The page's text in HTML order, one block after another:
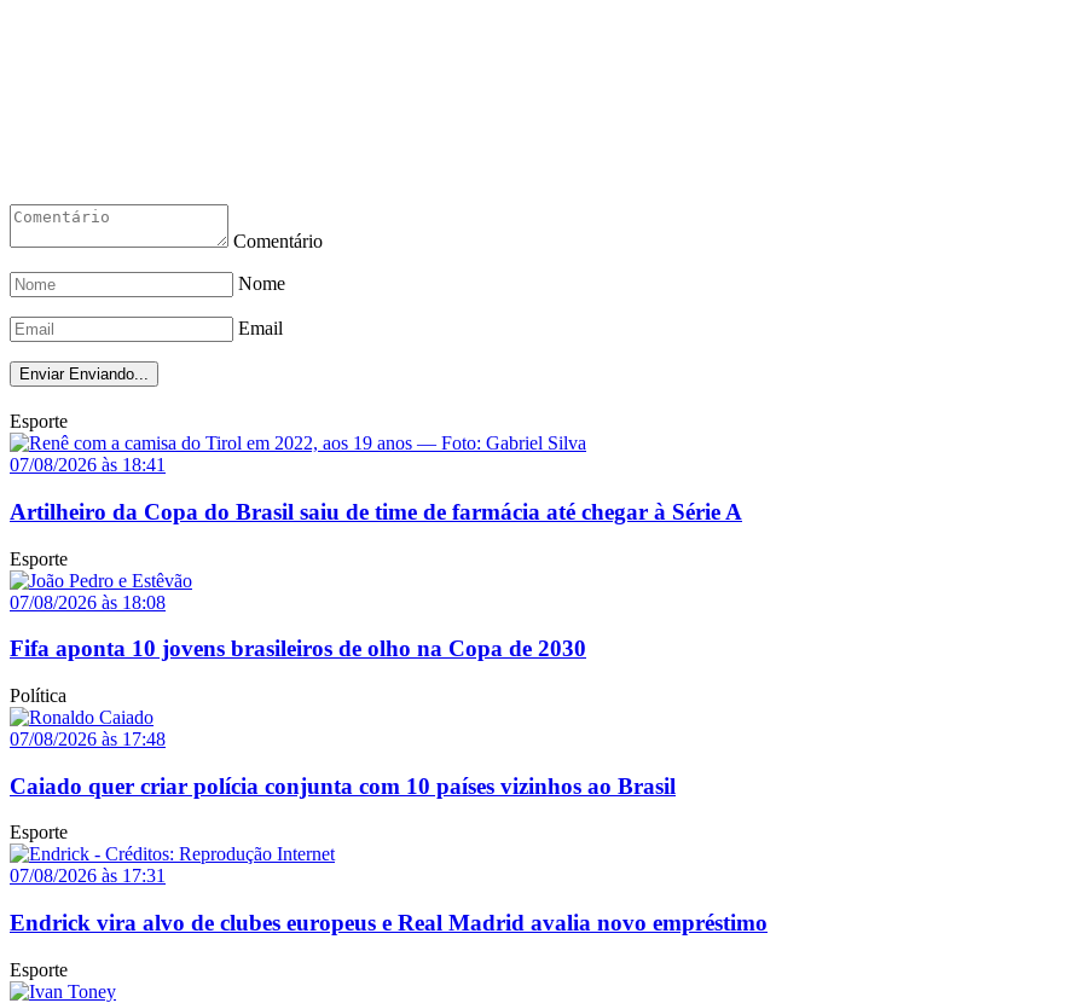
Comentário
Nome
Email
Enviar Enviando...
Esporte
07/08/2026 às 18:41
Artilheiro da Copa do Brasil saiu de time de farmácia até chegar à Série A
Esporte
07/08/2026 às 18:08
Fifa aponta 10 jovens brasileiros de olho na Copa de 2030
Política
07/08/2026 às 17:48
Caiado quer criar polícia conjunta com 10 países vizinhos ao Brasil
Esporte
07/08/2026 às 17:31
Endrick vira alvo de clubes europeus e Real Madrid avalia novo empréstimo
Esporte